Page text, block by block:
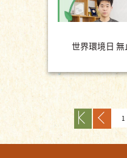
世界環境日 無